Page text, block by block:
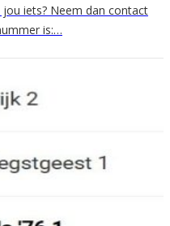
iets? Neem dan contact
is:…